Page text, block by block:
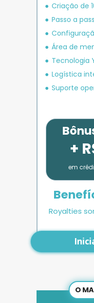
O
Criação de
Passo a
Área de
Tecnologia
Logística
Suporte
+
em
Royalties